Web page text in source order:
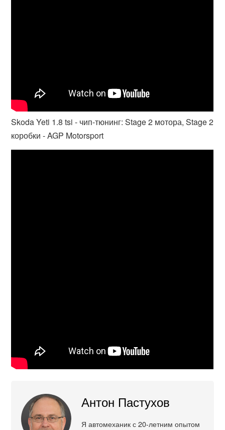
Skoda Yeti 1.8 tsi - чип-тюнинг: Stage 2 мотора, Stage 2
коробки - AGP Motorsport
Антон Пастухов
Я автомеханик с 20-летним опытом